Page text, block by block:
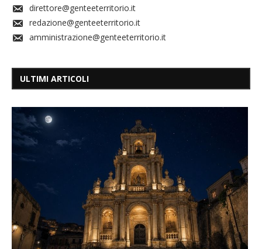
direttore@genteeterritorio.it
redazione@genteeterritorio.it
amministrazione@genteeterritorio.it
ULTIMI ARTICOLI